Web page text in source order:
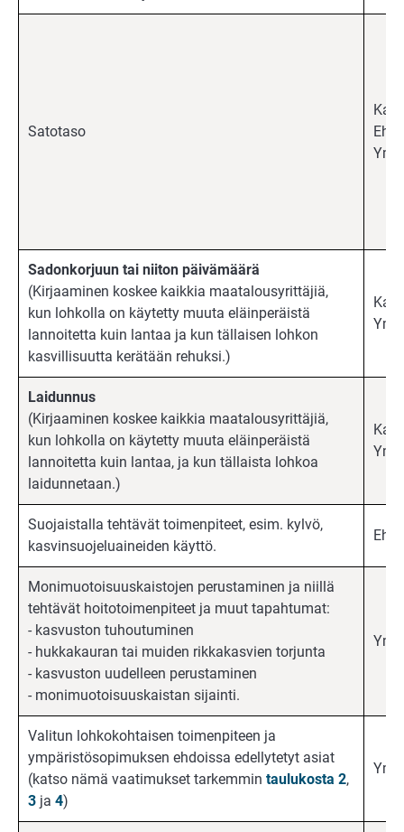
Satotaso
Sadonkorjuun tai niiton päivämäärä
(Kirjaaminen koskee kaikkia maatalousyrittäjiä,
kun lohkolla on käytetty muuta eläinperäistä
lannoitetta kuin lantaa ja kun tällaisen lohkon
kasvillisuutta kerätään rehuksi.)
Laidunnus
(Kirjaaminen koskee kaikkia maatalousyrittäjiä,
kun lohkolla on käytetty muuta eläinperäistä
lannoitetta kuin lantaa, ja kun tällaista lohkoa
laidunnetaan.)
Suojaistalla tehtävät toimenpiteet, esim. kylvö,
kasvinsuojeluaineiden käyttö.
Monimuotoisuuskaistojen perustaminen ja niillä
tehtävät hoitotoimenpiteet ja muut tapahtumat:
- kasvuston tuhoutuminen
- hukkakauran tai muiden rikkakasvien torjunta
- kasvuston uudelleen perustaminen
- monimuotoisuuskaistan sijainti.
Valitun lohkokohtaisen toimenpiteen ja
ympäristösopimuksen ehdoissa edellytetyt asiat
(katso nämä vaatimukset tarkemmin taulukosta 2,
3 ja 4)